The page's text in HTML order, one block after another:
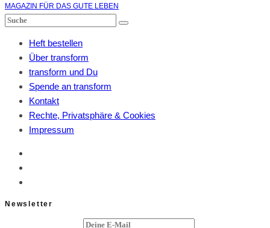
MAGAZIN FÜR DAS GUTE LEBEN
Heft bestellen
Über transform
transform und Du
Spende an transform
Kontakt
Rechte, Privatsphäre & Cookies
Impressum
Newsletter